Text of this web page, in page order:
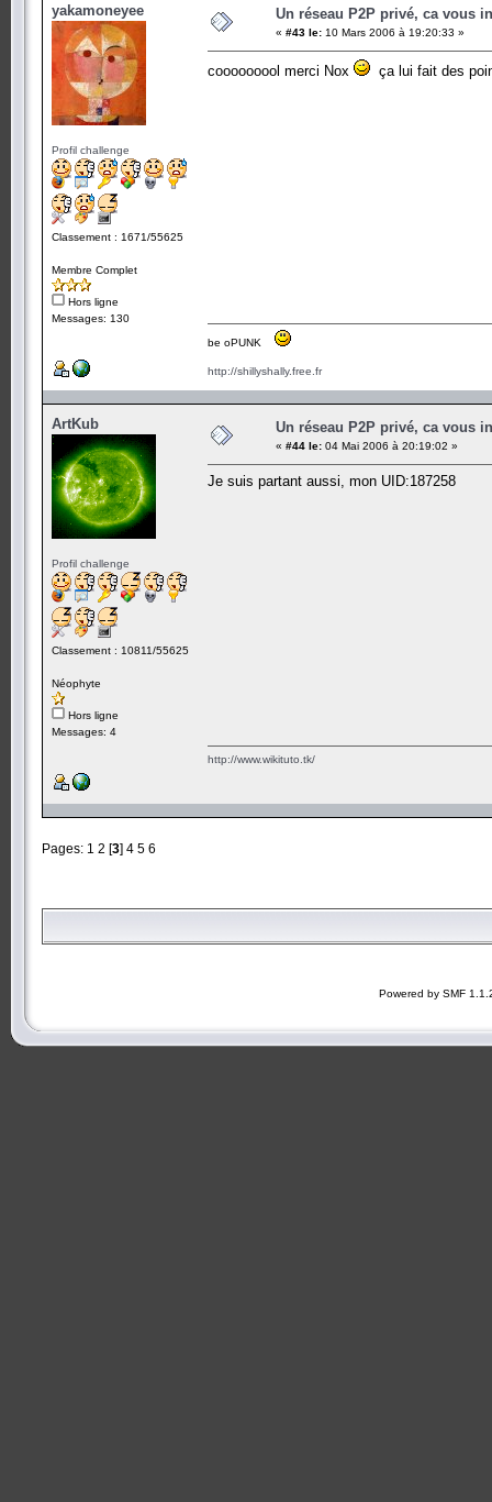
yakamoneyee
Profil challenge
Classement : 1671/55625
Membre Complet
Hors ligne
Messages: 130
Un réseau P2P privé, ca vous
« #43 le: 10 Mars 2006 à 19:20:33 »
cooooooool merci Nox ça lui fait des
be oPUNK
http://shillyshally.free.fr
ArtKub
Profil challenge
Classement : 10811/55625
Néophyte
Hors ligne
Messages: 4
Un réseau P2P privé, ca vous
« #44 le: 04 Mai 2006 à 20:19:02 »
Je suis partant aussi, mon UID:187258
http://www.wikituto.tk/
Pages: 1 2 [3] 4 5 6
Powered by SMF